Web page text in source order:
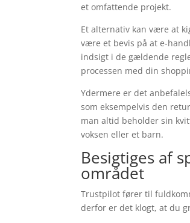
et omfattende projekt.
Et alternativ kan være at
være et bevis på at e-
indsigt i de gældende
processen med din
Ydermere er det
som eksempelvis den
man altid beholder sin
voksen eller et barn.
Besigtiges af
området
Trustpilot fører til
derfor er det klogt, at du